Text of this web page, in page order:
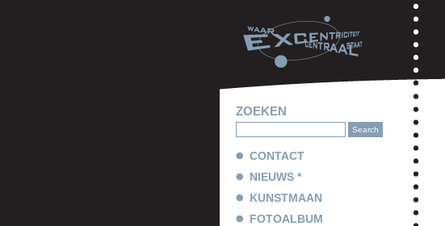
ZOEKEN
CONTACT
NIEUWS *
KUNSTMAAN
FOTOALBUM